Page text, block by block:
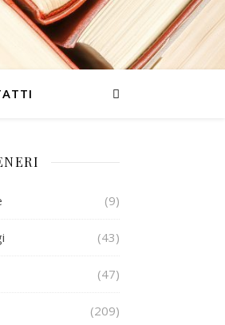
(9)
(43)
(47)
(209)